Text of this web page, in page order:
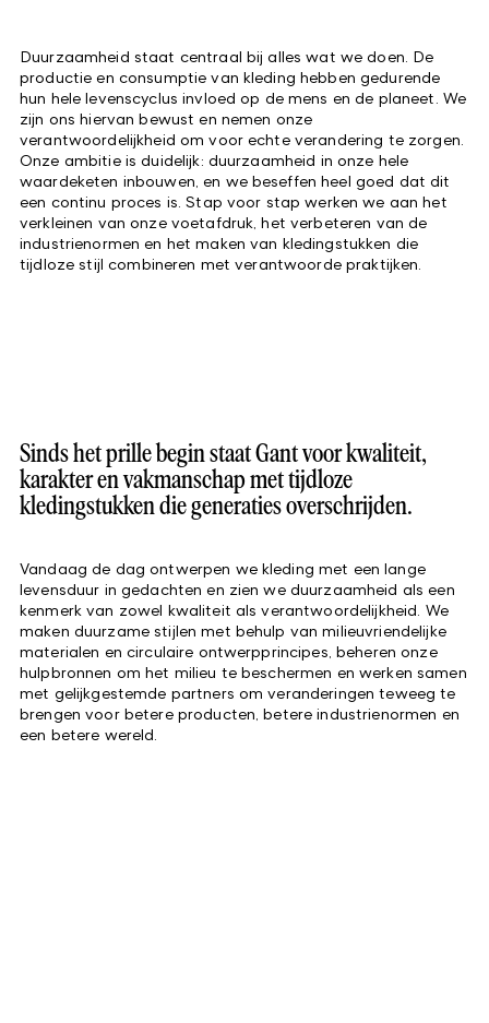
Duurzaamheid staat centraal bij alles wat we doen. De
productie en consumptie van kleding hebben gedurende
hun hele levenscyclus invloed op de mens en de planeet. We
zijn ons hiervan bewust en nemen onze
verantwoordelijkheid om voor echte verandering te zorgen.
Onze ambitie is duidelijk: duurzaamheid in onze hele
waardeketen inbouwen, en we beseffen heel goed dat dit
een continu proces is. Stap voor stap werken we aan het
verkleinen van onze voetafdruk, het verbeteren van de
industrienormen en het maken van kledingstukken die
tijdloze stijl combineren met verantwoorde praktijken.
Sinds het prille begin staat Gant voor kwaliteit,
karakter en vakmanschap met tijdloze
kledingstukken die generaties overschrijden.
Vandaag de dag ontwerpen we kleding met een lange
levensduur in gedachten en zien we duurzaamheid als een
kenmerk van zowel kwaliteit als verantwoordelijkheid. We
maken duurzame stijlen met behulp van milieuvriendelijke
materialen en circulaire ontwerpprincipes, beheren onze
hulpbronnen om het milieu te beschermen en werken samen
met gelijkgestemde partners om veranderingen teweeg te
brengen voor betere producten, betere industrienormen en
een betere wereld.